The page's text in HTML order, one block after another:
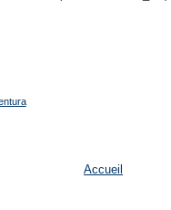
Accueil